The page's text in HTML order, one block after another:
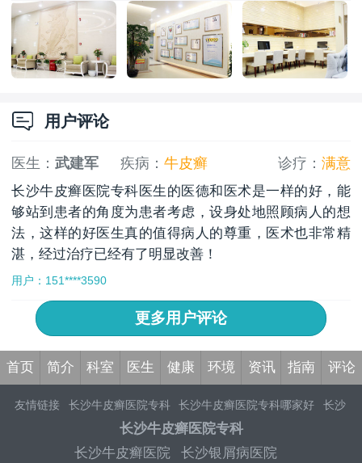
用户评论
医生：武建军 疾病：牛皮癣 诊疗： 满意
长沙牛皮癣医院专科医生的医德和医术是一样的好，能
够站到患者的角度为患者考虑，设身处地照顾病人的想
法，这样的好医生真的值得病人的尊重，医术也非常精
湛，经过治疗已经有了明显改善！
用户：151****3590
更多用户评论
首页 简介 科室 医生 健康 环境 资讯 指南 评论
友情链接 长沙牛皮癣医院专科 长沙牛皮癣医院专科哪家好
长沙
长沙牛皮癣专科医院专科
长沙牛皮癣医院排名 长沙治疗牛皮癣医院 长沙专业牛皮癣医
长沙牛皮癣医院专科
长沙牛皮癣医院
长沙银屑病医院